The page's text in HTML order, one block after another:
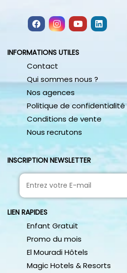
domicile. Sur notre site, vous
hôtels dans les meilleures
packages complets pour des
merveilleuses. Réalisez votre
INFORMATIONS UTILES
Contact
Qui sommes nous ?
Nos agences
Politique de confidentialité
Conditions de vente
Nous recrutons
INSCRIPTION NEWSLETTER
LIEN RAPIDES
Enfant Gratuit
Promo du mois
El Mouradi Hôtels
Magic Hotels & Resorts